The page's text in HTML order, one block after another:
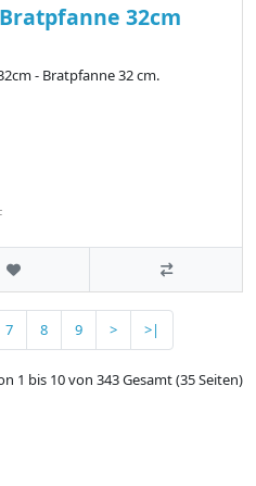
32cm
- Bratpfanne 32 cm.
7 8 9 > >|
1 bis 10 von 343 Gesamt (35 Seiten)